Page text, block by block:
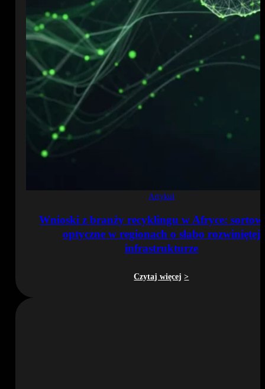
Artykuł
Wnioski z branży recyklingu w Afryce:
optyczne w regionach o słabo rozwiniętej
infrastrukturze
Czytaj więcej